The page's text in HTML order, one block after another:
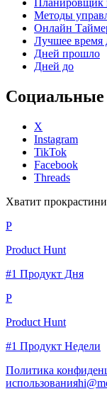
Методы
Онлайн
Лучшее время
Дней прошло
Дней до
Социальные
X
Instagram
TikTok
Facebook
Threads
Хватит
P
Product Hunt
#1 Продукт Дня
P
Product Hunt
#1 Продукт Недели
Политика
использования